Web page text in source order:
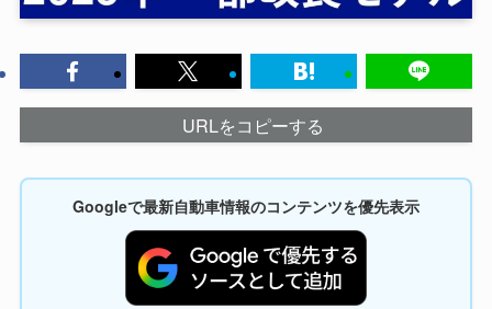
URLをコピーする
Googleで最新自動車情報のコンテンツを優先表示